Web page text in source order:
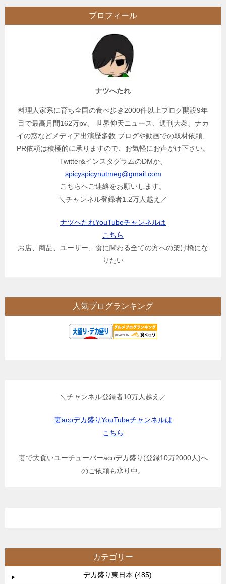
ビ
ゲ
プロフィール
ナツへたれ
料理人家系に育ち全国の食べ歩き2000件以上ブログ開設9年
目で最高月間162万pv、 世界仰天ニュース、週刊大衆、ナカ
イの窓などメディア出演歴多数 ブログや動画での取材依頼、
PR依頼は積極的に承りますので、お気軽にお声がけ下さい。
Twitter&インスタグラムのDMか、
spicyspicynutmeg@gmail.com
こちらへご連絡をお願いします。
＼チャンネル登録者1.2万人越え／
ナツへたれYouTubeチャンネルは
こちら
お店、商品、ユーザー、食に関わる全ての方への架け橋にな
りたい
人気ブログランキング
＼チャンネル登録者10万人越え／
妻acoデカ盛りYouTubeチャンネルは
こちら
妻で大食いユーチューバーacoデカ盛り(登録10万2000人)へ
のご依頼も承り中。
カテゴリー
デカ盛り東日本 (485)